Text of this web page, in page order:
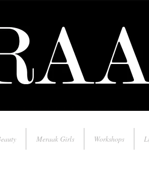
Meraak Girls Workshops